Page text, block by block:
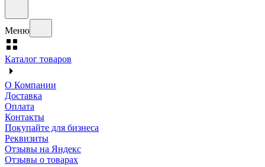
Меню
Каталог товаров
О Компании
Доставка
Оплата
Контакты
Покупайте для бизнеса
Реквизиты
Отзывы на Яндекс
Отзывы о товарах